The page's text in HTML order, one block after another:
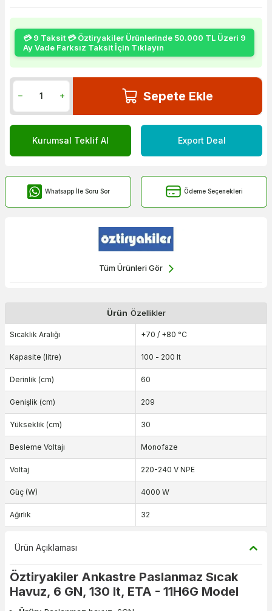
💳 9 Taksit 💳 Öztiryakiler Ürünlerinde 50.000 TL Üzeri 9
Ay Vade Farksız Taksit İçin Tıklayın
Sepete Ekle
Kurumsal Teklif Al Export Deal
Whatsapp İle Soru Sor Ödeme Seçenekleri
Tüm Ürünleri Gör
Ürün Özellikler
Sıcaklık Aralığı +70 / +80 °C
Kapasite (litre) 100 - 200 lt
Derinlik (cm) 60
Genişlik (cm) 209
Yükseklik (cm) 30
Besleme Voltajı Monofaze
Voltaj 220-240 V NPE
Güç (W) 4000 W
Ağırlık 32
Ürün Açıklaması
Öztiryakiler Ankastre Paslanmaz Sıcak
Havuz, 6 GN, 130 lt, ETA - 11H6G Model